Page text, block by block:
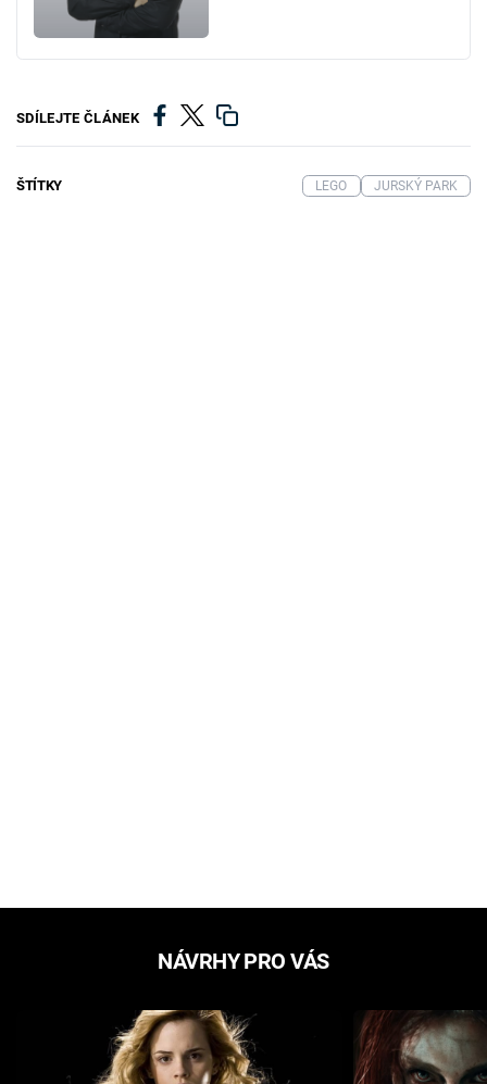
SDÍLEJTE ČLÁNEK
ŠTÍTKY LEGO JURSKÝ PARK
NÁVRHY PRO VÁS